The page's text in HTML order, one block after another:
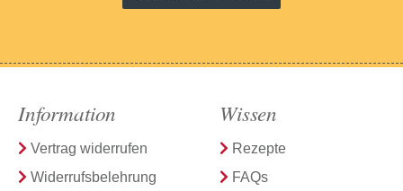
Information
Vertrag widerrufen
Widerrufsbelehrung
Wissen
Rezepte
FAQs